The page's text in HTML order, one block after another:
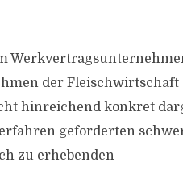
der Fleischwirtschaft
hinreichend konkret
geforderten
zu erhebenden